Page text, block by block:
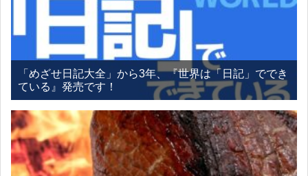
「めざせ日記大全」から3年、『世界は「日記」ででき
ている』発売です！